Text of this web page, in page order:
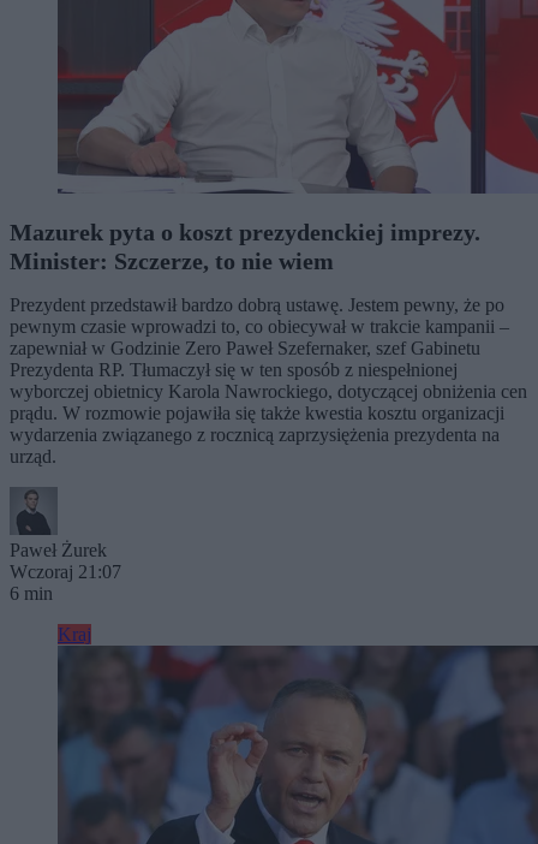
Mazurek pyta o koszt prezydenckiej imprezy.
Minister: Szczerze, to nie wiem
Prezydent przedstawił bardzo dobrą ustawę. Jestem pewny, że po
pewnym czasie wprowadzi to, co obiecywał w trakcie kampanii –
zapewniał w Godzinie Zero Paweł Szefernaker, szef Gabinetu
Prezydenta RP. Tłumaczył się w ten sposób z niespełnionej
wyborczej obietnicy Karola Nawrockiego, dotyczącej obniżenia cen
prądu. W rozmowie pojawiła się także kwestia kosztu organizacji
wydarzenia związanego z rocznicą zaprzysiężenia prezydenta na
urząd.
Paweł Żurek
Wczoraj 21:07
6 min
Kraj